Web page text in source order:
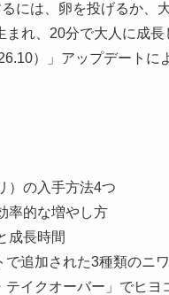
には、卵を投げるか、
まれ、20分で大人に成
）」アップデート
）の入手方法4つ
率的な増やし方
成長時間
追加された3種類のニ
テイクオーバー」でヒヨ